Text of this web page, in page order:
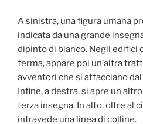
A sinistra, una figura umana
indicata da una grande
dipinto di bianco. Negli edifici
ferma, appare poi un’altra
avventori che si affacciano
Infine, a destra, si apre un
terza insegna. In alto, oltre al
intravede una linea di colline.